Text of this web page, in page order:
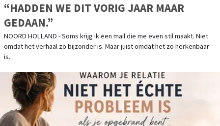
“HADDEN WE DIT VORIG JAAR MAAR
GEDAAN.”
NOORD HOLLAND - Soms krijg ik een mail die me even stil maakt. Niet
omdat het verhaal zo bijzonder is. Maar juist omdat het zo herkenbaar
is.